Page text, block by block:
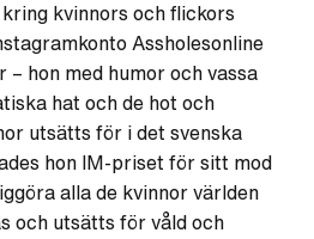
kvinnors och flickors
Assholesonline
– hon med humor och vassa
hat och de hot och
utsätts för i det svenska
hon IM-priset för sitt mod
alla de kvinnor världen
och utsätts för våld och